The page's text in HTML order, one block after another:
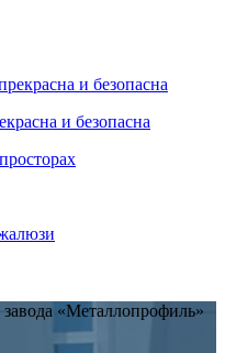
и безопасна
завода «Металлопрофиль»